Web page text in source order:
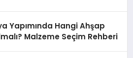
Yapımında Hangi Ahşap
Malzeme Seçim Rehberi